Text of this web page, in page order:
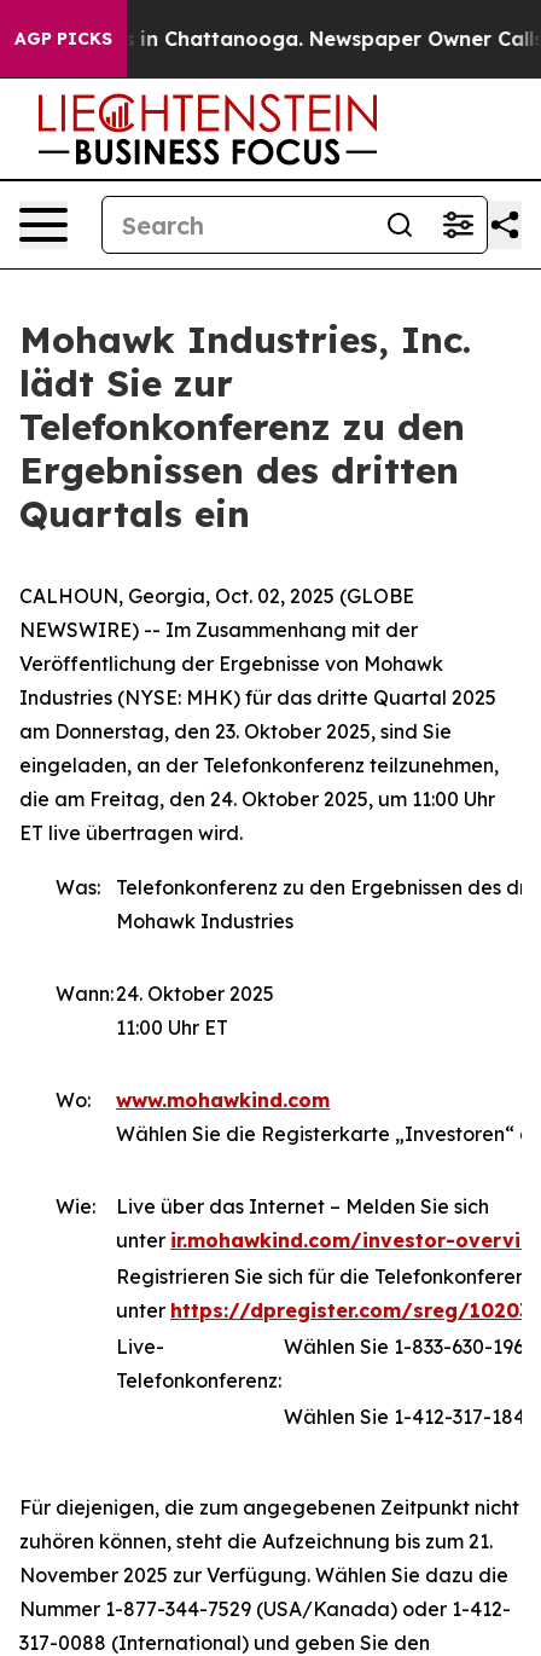
AGP PICKS
Chaos in Chattanooga. Newspaper Owner Calls
Mohawk Industries, Inc.
lädt Sie zur
Telefonkonferenz zu den
Ergebnissen des dritten
Quartals ein
CALHOUN, Georgia, Oct. 02, 2025 (GLOBE
NEWSWIRE) -- Im Zusammenhang mit der
Veröffentlichung der Ergebnisse von Mohawk
Industries (NYSE: MHK) für das dritte Quartal 2025
am Donnerstag, den 23. Oktober 2025, sind Sie
eingeladen, an der Telefonkonferenz teilzunehmen,
die am Freitag, den 24. Oktober 2025, um 11:00 Uhr
ET live übertragen wird.
Was:
Telefonkonferenz zu den Ergebnissen des
Mohawk Industries
Wann:24. Oktober 2025
11:00 Uhr ET
Wo:
www.mohawkind.com
Wählen Sie die Registerkarte „Investoren“
Wie:
Live über das Internet – Melden Sie sich
unter ir.mohawkind.com/investor-
Registrieren Sie sich für die Telefonkonferenz
unter https://dpregister.com/sreg/
Live-
Telefonkonferenz:
Wählen Sie 1-833-630-
Wählen Sie 1-412-317-
Für diejenigen, die zum angegebenen Zeitpunkt nicht
zuhören können, steht die Aufzeichnung bis zum 21.
November 2025 zur Verfügung. Wählen Sie dazu die
Nummer 1-877-344-7529 (USA/Kanada) oder 1-412-
317-0088 (International) und geben Sie den